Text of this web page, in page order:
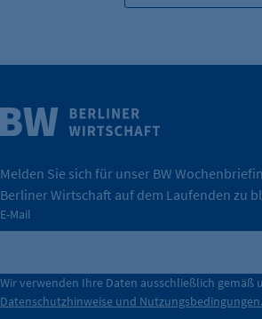
Die Unternehmer stehen
der Berliner Wirtschaft.
Durch ihre Perspektiven wird deutlich,
konkret bedeutet – und wie die IHK
tatsächlich unterstützt.
Wirtschaft.
Weitere Infos
Melden Sie sich für unser BW
Berliner Wirtschaft auf dem Laufenden zu
E-Mail
Wir verwenden Ihre Daten ausschließlich gemäß
Datenschutzhinweise und Nutzungsbedingungen.